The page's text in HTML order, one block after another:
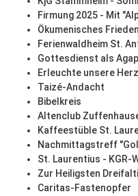
Firmung 2025 - Mit
Ökumenisches
Ferienwaldheim St.
Gottesdienst als
Erleuchte unsere
Taizé-Andacht
Bibelkreis
Altenclub
Kaffeestüble St.
Nachmittagstreff
St. Laurentius - KGR-
Zur Heiligsten
Caritas-Fastenopfer